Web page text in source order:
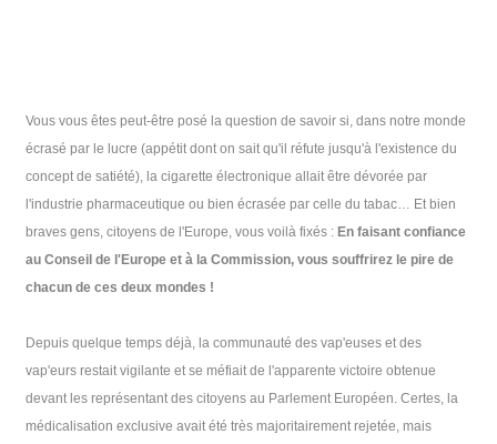
Vous vous êtes peut-être posé la question de savoir si, dans notre monde
écrasé par le lucre (appétit dont on sait qu'il réfute jusqu'à l'existence du
concept de satiété), la cigarette électronique allait être dévorée par
l'industrie pharmaceutique ou bien écrasée par celle du tabac… Et bien
braves gens, citoyens de l'Europe, vous voilà fixés :En faisant confiance
au Conseil de l'Europe et à la Commission, vous souffrirez le pire de
chacun de ces deux mondes !
Depuis quelque temps déjà, la communauté des vap'euses et des
vap'eurs restait vigilante et se méfiait de l'apparente victoire obtenue
devant les représentant des citoyens au Parlement Européen. Certes, la
médicalisation exclusive avait été très majoritairement rejetée, mais